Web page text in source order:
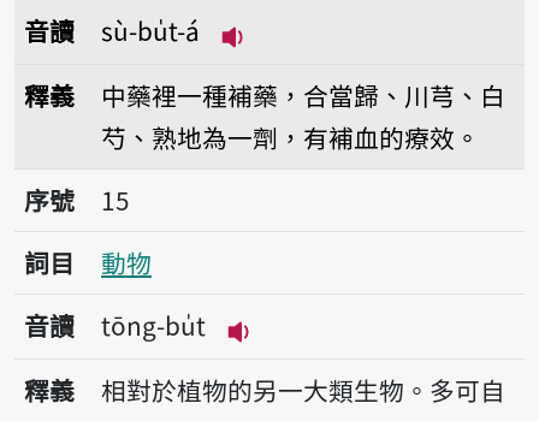
音讀
sù-bu̍t-á
釋義
中藥裡一種補藥，合當歸、川芎、白
芍、熟地為一劑，有補血的療效。
序號15動物
序號
15
詞目
動物
音讀
tōng-bu̍t
播放音讀tōng-bu̍t
釋義
相對於植物的另一大類生物。多可自